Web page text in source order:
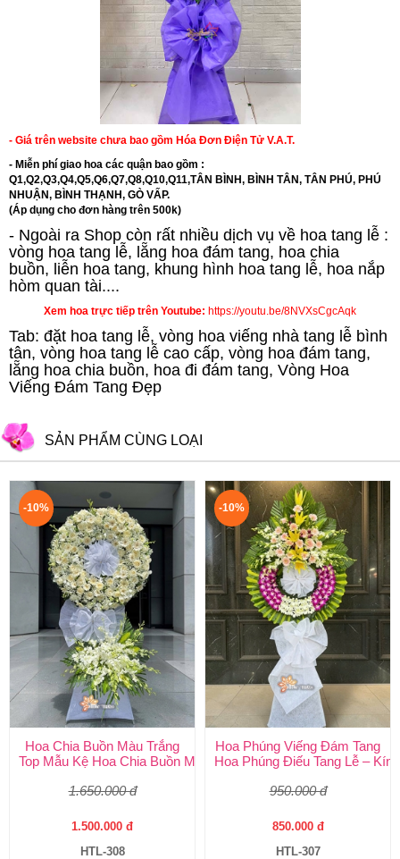
- Giá trên website chưa bao gồm Hóa Đơn Điện Tử V.A.T.
- Miễn phí giao hoa các quận bao gồm :
Q1,Q2,Q3,Q4,Q5,Q6,Q7,Q8,Q10,Q11,TÂN BÌNH, BÌNH TÂN, TÂN PHÚ, PHÚ
NHUẬN, BÌNH THẠNH, GÒ VẤP.
(Áp dụng cho đơn hàng trên 500k)
- Ngoài ra Shop còn rất nhiều dịch vụ về hoa tang lễ :
vòng hoa tang lễ, lẵng hoa đám tang, hoa chia
buồn, liễn hoa tang, khung hình hoa tang lễ, hoa nắp
hòm quan tài....
Xem hoa trực tiếp trên Youtube: https://youtu.be/8NVXsCgcAqk
Tab: đặt hoa tang lễ, vòng hoa viếng nhà tang lễ bình
tân, vòng hoa tang lễ cao cấp, vòng hoa đám tang,
lẵng hoa chia buồn, hoa đi đám tang, Vòng Hoa
Viếng Đám Tang Đẹp
SẢN PHẨM CÙNG LOẠI
-10%
Hoa Chia Buồn Màu Trắng
Top Mẫu Kệ Hoa Chia Buồn Màu Trắng Được Chọn Nhiều Nhất
1.650.000 đ
1.500.000 đ
HTL-308
-10%
Hoa Phúng Viếng Đám Tang
Hoa Phúng Điếu Tang Lễ –
950.000 đ
850.000 đ
HTL-307